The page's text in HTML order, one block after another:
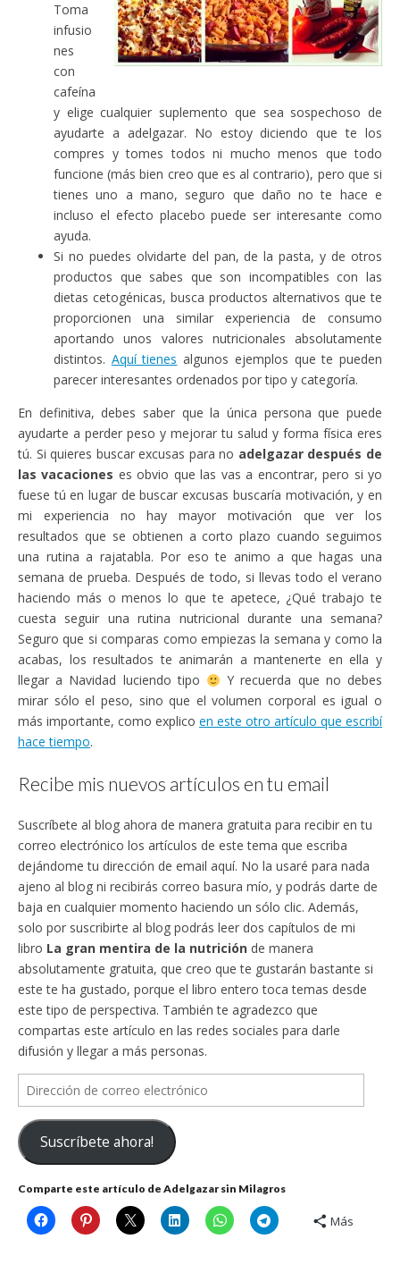
Toma
infusio
nes
con
cafeína
y elige cualquier suplemento que sea sospechoso de
ayudarte a adelgazar. No estoy diciendo que te los
compres y tomes todos ni mucho menos que todo
funcione (más bien creo que es al contrario), pero que si
tienes uno a mano, seguro que daño no te hace e
incluso el efecto placebo puede ser interesante como
ayuda.
Si no puedes olvidarte del pan, de la pasta, y de otros
productos que sabes que son incompatibles con las
dietas cetogénicas, busca productos alternativos que te
proporcionen una similar experiencia de consumo
aportando unos valores nutricionales absolutamente
distintos. Aquí tienes algunos ejemplos que te pueden
parecer interesantes ordenados por tipo y categoría.
En definitiva, debes saber que la única persona que puede
ayudarte a perder peso y mejorar tu salud y forma física eres
tú. Si quieres buscar excusas para no adelgazar después de
las vacaciones es obvio que las vas a encontrar, pero si yo
fuese tú en lugar de buscar excusas buscaría motivación, y en
mi experiencia no hay mayor motivación que ver los
resultados que se obtienen a corto plazo cuando seguimos
una rutina a rajatabla. Por eso te animo a que hagas una
semana de prueba. Después de todo, si llevas todo el verano
haciendo más o menos lo que te apetece, ¿Qué trabajo te
cuesta seguir una rutina nutricional durante una semana?
Seguro que si comparas como empiezas la semana y como la
acabas, los resultados te animarán a mantenerte en ella y
llegar a Navidad luciendo tipo
Y recuerda que no debes
mirar sólo el peso, sino que el volumen corporal es igual o
más importante, como explico en este otro artículo que escribí
hace tiempo.
Recibe mis nuevos artículos en tu email
Suscríbete al blog ahora de manera gratuita para recibir en tu
correo electrónico los artículos de este tema que escriba
dejándome tu dirección de email aquí. No la usaré para nada
ajeno al blog ni recibirás correo basura mío, y podrás darte de
baja en cualquier momento haciendo un sólo clic. Además,
solo por suscribirte al blog podrás leer dos capítulos de mi
libro La gran mentira de la nutrición de manera
absolutamente gratuita, que creo que te gustarán bastante si
este te ha gustado, porque el libro entero toca temas desde
este tipo de perspectiva. También te agradezco que
compartas este artículo en las redes sociales para darle
difusión y llegar a más personas.
Dirección
de
correo
electrónico
Suscríbete ahora!
Comparte este artículo de Adelgazar sin Milagros
Más